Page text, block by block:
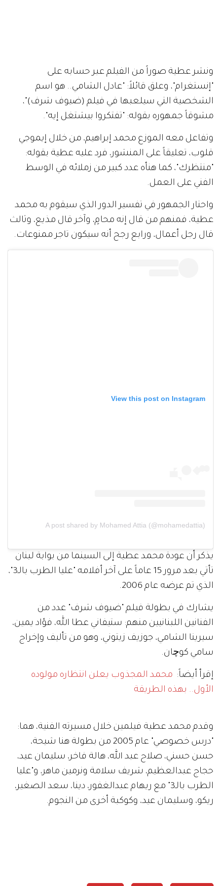
ونشر عطية صوراً من الفيلم عبر حسابه على
"إنستغرام"، وعلق قائلاً: "عادل الشامي.. هو اسم
الشخصية التي سيلعبها في فيلم (ضيوف شرف)"،
مشوقاً جمهوره بقوله: "تفتكروا بيشتغل إيه".
وتفاعل معه الموزع محمد إبراهيم، من خلال إيموجي
قلوب، تعليقاً على المنشور، فرد عليه عطية بقوله:
"منتظرك"، كما هنأه عدد كبير من زملائه في الوسط
الفني على العمل.
واحتار الجمهور في تفسير الدور الذي سيقوم به محمد
عطية، فمنهم من قال إنه محامٍ، وآخر قال مذيع، وثالث
قال رجل أعمال، ورابع رجح أنه سيكون تاجر ممنوعات.
View this post on Instagram
A post shared by Mohamed Attia (@mohamedattia)
يذكر أن عودة محمد عطية إلى السينما من بوابة لبنان
تأتي بعد مرور 15 عاماً على آخر أفلامه "عليا الطرب بالـ3"،
الذي تم عرضه عام 2006.
يشارك في بطولة فيلم "ضيوف شرف" عدد من
الفنانين اللبنانيين منهم: ستيفاني عطا الله، فؤاد يمين،
سيرينا الشامي، جوزيف زيتوني، وهو من تأليف وإخراج
سامي كوچان.
إقرأ أيضاً: محمد المجذوب يعلن انتظاره مولوده
الأول.. بهذه الطريقة
وقدم محمد عطية فيلمين خلال مسيرته الفنية، هما:
"درس خصوصي" عام 2005 من بطولة هنا شيحة،
حسن حسني، صلاح عبد الله، هالة فاخر، سليمان عيد،
حجاج عبدالعظيم، شريف سلامة ونرمين ماهر، و"عليا
الطرب بالـ3" مع ريهام عبدالغفور، دينا، سعد الصغير،
ريكو، وسليمان عيد، وكوكبة أخرى من النجوم.